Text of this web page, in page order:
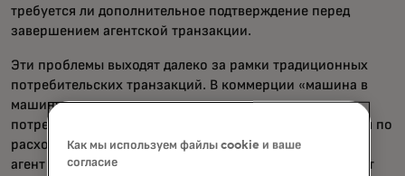
требуется ли дополнительное подтверждение перед
завершением агентской транзакции.
Эти проблемы выходят далеко за рамки традиционных
потребительских транзакций. В коммерции «машина в
машину» и реализации программируемых денег
потребитель или бизнес всегда делегирует полномочия по
расходам системе. Независимо от того, оплачивает ли
агент ИИ за критически важные ресурсы или управляет
Как мы используем файлы cookie и ваше
согласие